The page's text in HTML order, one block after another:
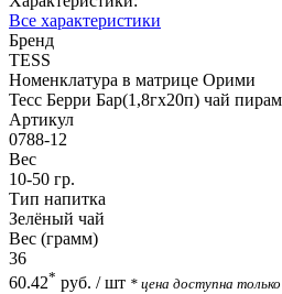
Все характеристики
Бренд
TESS
Номенклатура в матрице Орими
Тесс Берри Бар(1,8гх20п) чай
Артикул
0788-12
Вес
10-50 гр.
Тип напитка
Зелёный чай
Вес (грамм)
36
60.42* руб. / шт * цена доступна